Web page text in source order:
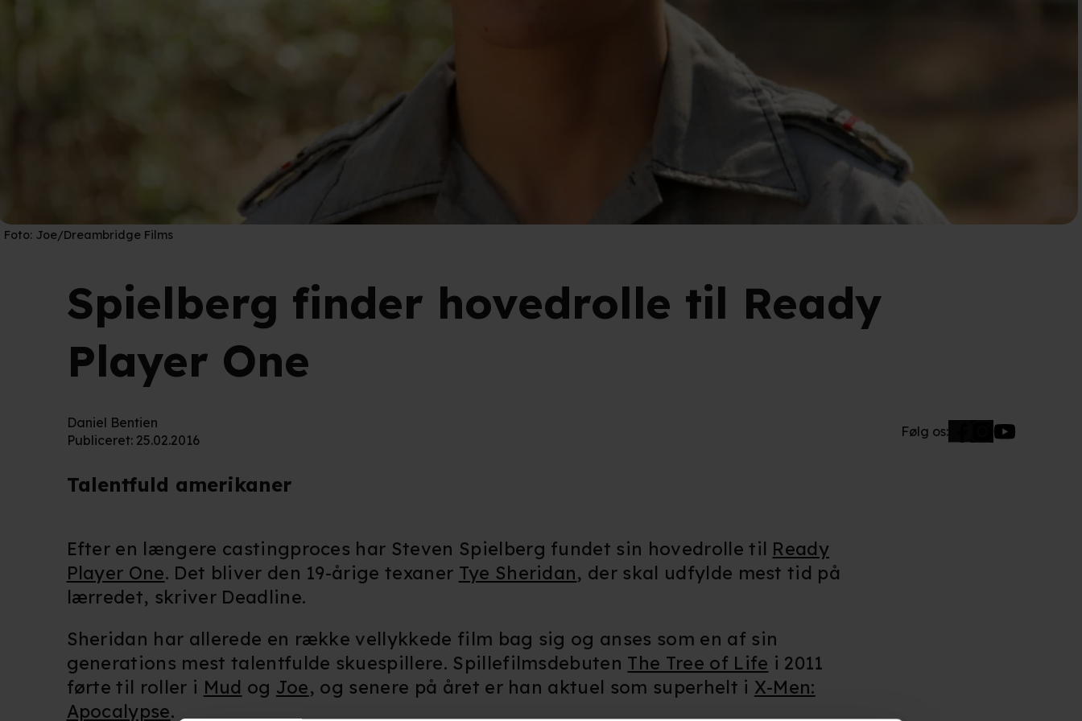
Foto: Joe/Dreambridge Films
Spielberg finder hovedrolle til Ready
Player One
Daniel Bentien
Publiceret: 25.02.2016
Følg os:
Talentfuld amerikaner
Efter en længere castingproces har Steven Spielberg fundet sin hovedrolle til Ready
Player One. Det bliver den 19-årige texaner Tye Sheridan, der skal udfylde mest tid på
lærredet, skriver Deadline.
Sheridan har allerede en række vellykkede film bag sig og anses som en af sin
generations mest talentfulde skuespillere. Spillefilmsdebuten The Tree of Life i 2011
førte til roller i Mud og Joe, og senere på året er han aktuel som superhelt i X-Men:
Apocalypse.